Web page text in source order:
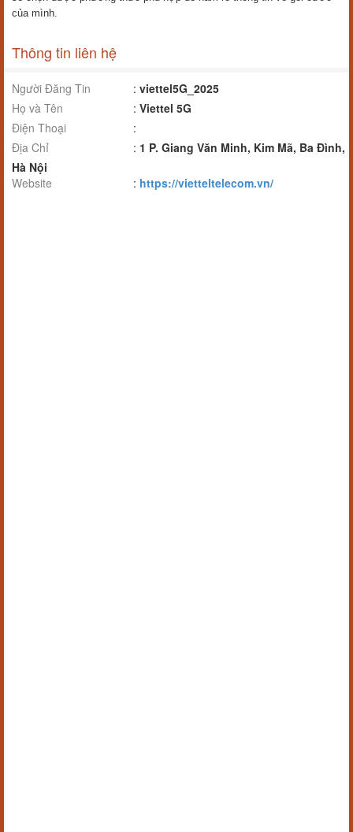
của mình.
Thông tin liên hệ
Người Đăng Tin : viettel5G_2025
Họ và Tên
: Viettel 5G
Điện Thoại
:
Địa Chỉ
: 1 P. Giang Văn Minh, Kim Mã, Ba Đình,
Hà Nội
Website
: https://vietteltelecom.vn/